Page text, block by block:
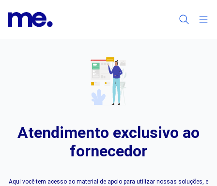
Atendimento exclusivo ao
fornecedor
Aqui você tem acesso ao material de apoio para utilizar nossas soluções, e